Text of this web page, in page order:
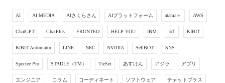
AI AI MEDIA AIさくらさん AIプラットフォーム atama＋ AWS
ChatGPT ChatPlus FRONTEO HELP YOU IBM IoT KIBIT
KIBIT Automator LINE NEC NVIDIA SellBOT SNS
Spectee Pro STADLE（TM） TieSet あすけん アジラ アプリ
エンジニア コラム コーディネート ソフトウェア チャットプラス